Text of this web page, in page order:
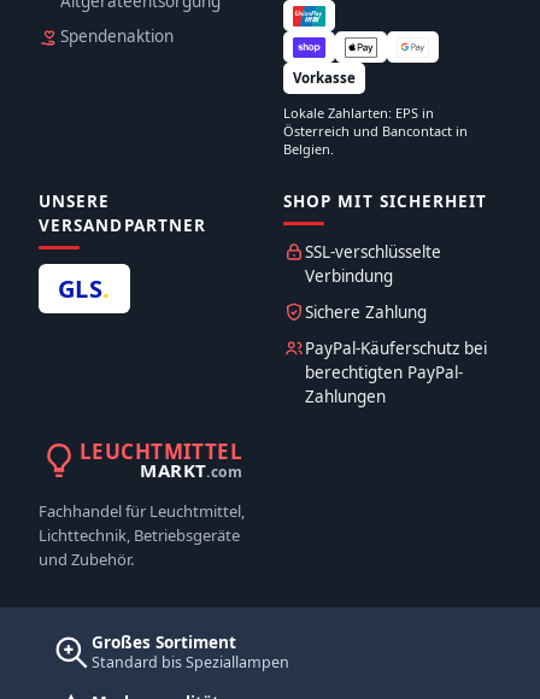
Spendenaktion
Vorkasse
Lokale Zahlarten: EPS in
Österreich und Bancontact in
Belgien.
UNSERE
VERSANDPARTNER
GLS.
SHOP MIT SICHERHEIT
SSL-verschlüsselte
Verbindung
Sichere Zahlung
PayPal-Käuferschutz bei
berechtigten PayPal-
Zahlungen
LEUCHTMITTEL
MARKT.com
Fachhandel für Leuchtmittel,
Lichttechnik, Betriebsgeräte
und Zubehör.
Großes Sortiment
Standard bis Speziallampen